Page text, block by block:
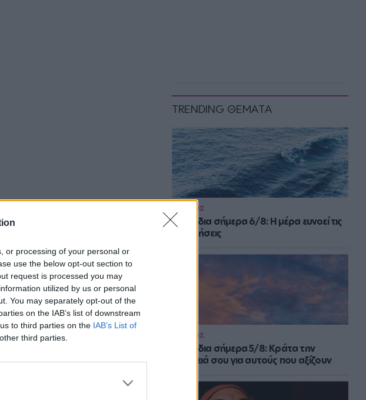
or processing of your personal or
use the below opt-out section to
request is processed you may
utilized by us or personal
You may separately opt-out of the
on the IAB’s list of downstream
to third parties on the IAB’s List of
third parties.
TRENDING ΘΕΜΑΤΑ
ΕΙΔΗΣΕΙΣ
Τα ζώδια σήμερα 6/8: Η μέρα ευνοεί τις
συζητήσεις
ΕΙΔΗΣΕΙΣ
Τα ζώδια σήμερα 5/8: Κράτα την
ενέργειά σου για αυτούς που αξίζουν